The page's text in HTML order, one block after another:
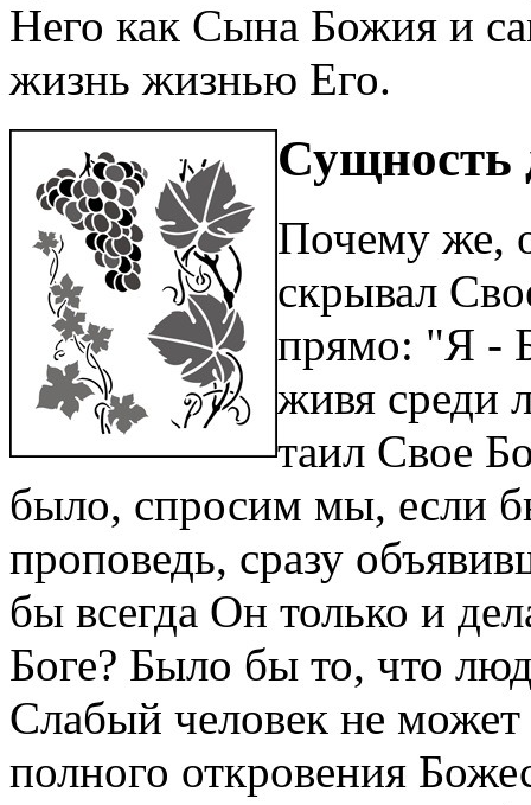
Него как Сына Божия и
жизнь жизнью Его.
Сущность
Почему же,
скрывал
прямо: "Я -
живя среди
таил Свое
было, спросим мы, если
проповедь, сразу
бы всегда Он только и
Боге? Было бы то, что
Слабый человек не может
полного откровения